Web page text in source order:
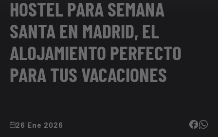
HOSTEL PARA SEMANA
SANTA EN MADRID, EL
ALOJAMIENTO PERFECTO
PARA TUS VACACIONES
26 Ene 2026